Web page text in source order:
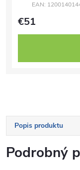
EAN:
€51
Popis produktu
Podrobný